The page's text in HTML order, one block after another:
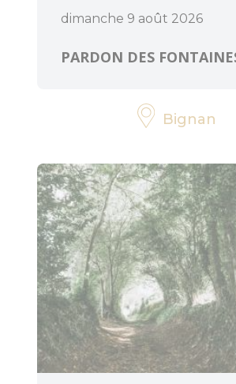
Pratique
dimanche 9 août 2026
PARDON DES
Bignan